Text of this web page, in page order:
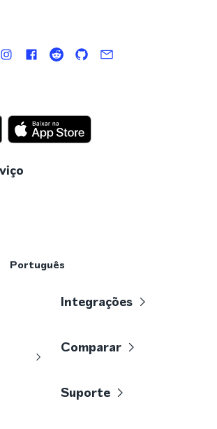
Português
Integrações
Comparar
Suporte